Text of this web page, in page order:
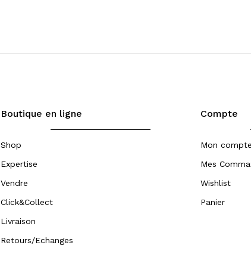
Boutique en ligne
Shop
Expertise
Vendre
Click&Collect
Livraison
Retours/Echanges
Compte
Mon compte
Mes
Wishlist
Panier